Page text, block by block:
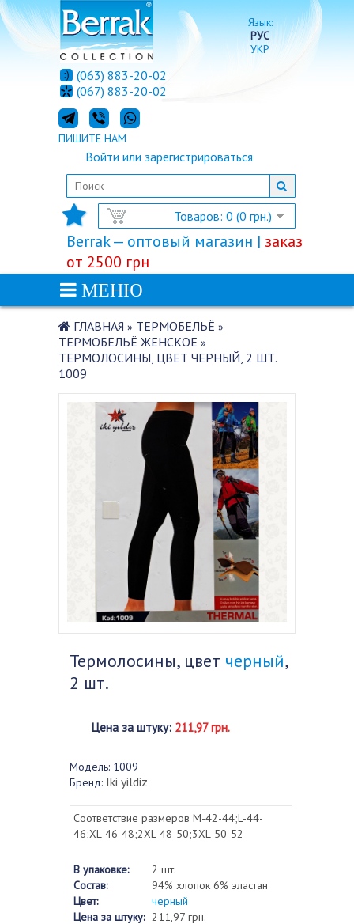
Язык:
РУС
УКР
Товаров: 0 (0 грн.)
Войти или зарегистрироваться
(063) 883-20-02
(067) 883-20-02
ПИШИТЕ НАМ
Berrak — оптовый магазин | заказ
от 2500 грн
МЕНЮ
ГЛАВНАЯ » ТЕРМОБЕЛЬЁ »
ТЕРМОБЕЛЬЁ ЖЕНСКОЕ »
ТЕРМОЛОСИНЫ, ЦВЕТ ЧЕРНЫЙ, 2 ШТ.
1009
Термолосины, цвет черный,
2 шт.
Цена за штуку: 211,97 грн.
Модель: 1009
Бренд: Iki yildiz
Соответствие размеров M-42-44;L-44-
46;ХL-46-48;2XL-48-50;3XL-50-52
В упаковке:
2 шт.
Состав:
94% хлопок 6% эластан
Цвет:
черный
Цена за штуку: 211,97 грн.